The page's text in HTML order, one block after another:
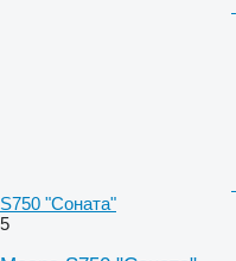
S750 "Соната"
5